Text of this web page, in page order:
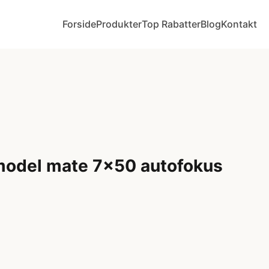
ForsideProdukterTop RabatterBlogKontakt
mate 7x50 autofokus